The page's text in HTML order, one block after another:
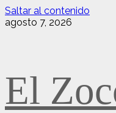
Saltar al contenido
agosto 7, 2026
El